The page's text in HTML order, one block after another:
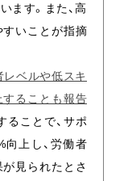
ます。また、高
いことが指摘
レベルや低スキ
することも報告
ることで、サポ
上し、労働者
見られたとさ